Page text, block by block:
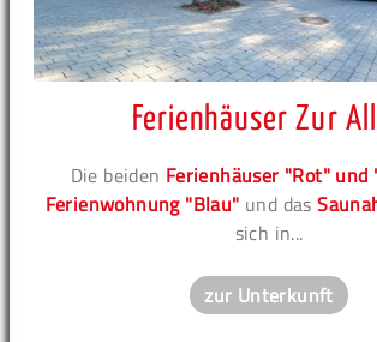
Ferienhäuser Zur
Die beiden Ferienhäuser "Rot" und
Ferienwohnung "Blau" und das
sich in...
zur Unterkunft